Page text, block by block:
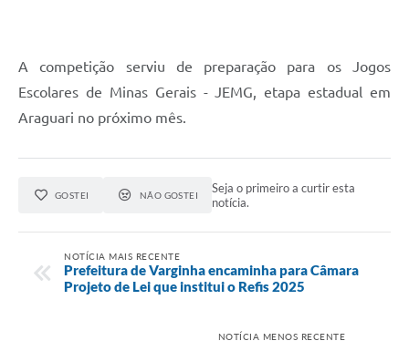
A competição serviu de preparação para os Jogos
Escolares de Minas Gerais - JEMG, etapa estadual em
Araguari no próximo mês.
GOSTEI NÃO GOSTEI
Seja o primeiro a curtir esta
notícia.
NOTÍCIA MAIS RECENTE
Prefeitura de Varginha encaminha para Câmara
Projeto de Lei que institui o Refis 2025
NOTÍCIA MENOS RECENTE